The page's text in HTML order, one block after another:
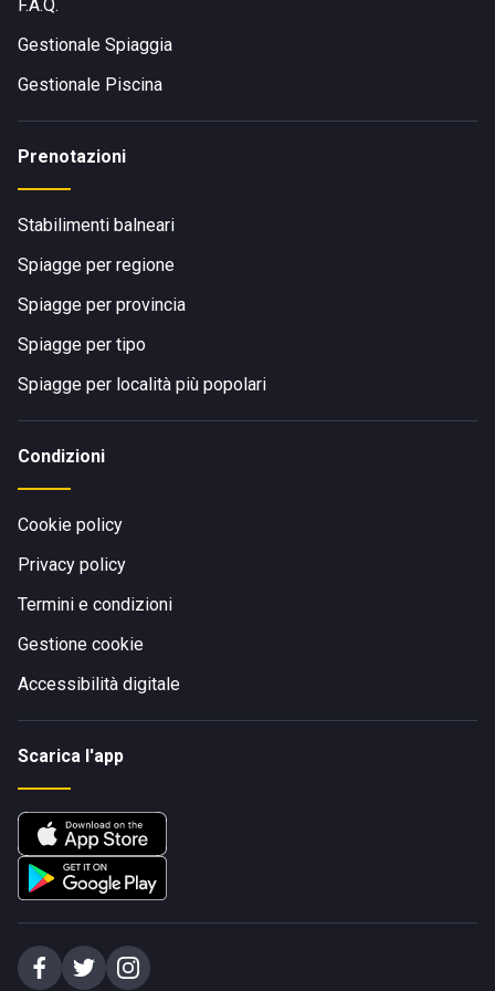
F.A.Q.
Gestionale Spiaggia
Gestionale Piscina
Prenotazioni
Stabilimenti balneari
Spiagge per regione
Spiagge per provincia
Spiagge per tipo
Spiagge per località più popolari
Condizioni
Cookie policy
Privacy policy
Termini e condizioni
Gestione cookie
Accessibilità digitale
Scarica l'app